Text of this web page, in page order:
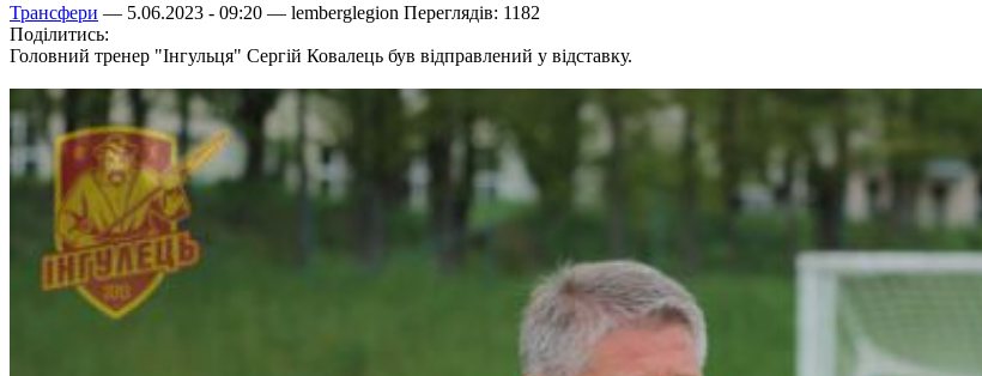
Трансфери — 5.06.2023 - 09:20 — lemberglegion Переглядів: 1182
Поділитись:
Головний тренер "Інгульця" Сергій Ковалець був відправлений у відставку.